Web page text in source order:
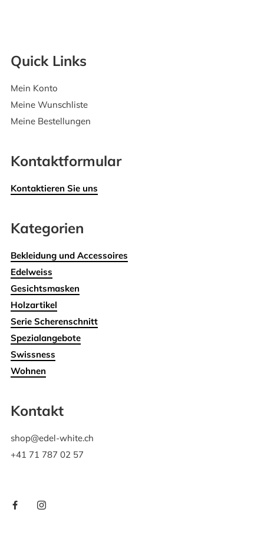
Quick Links
Mein Konto
Meine Wunschliste
Meine Bestellungen
Kontaktformular
Kontaktieren Sie uns
Kategorien
Bekleidung und Accessoires
Edelweiss
Gesichtsmasken
Holzartikel
Serie Scherenschnitt
Spezialangebote
Swissness
Wohnen
Kontakt
shop@edel-white.ch
+41 71 787 02 57